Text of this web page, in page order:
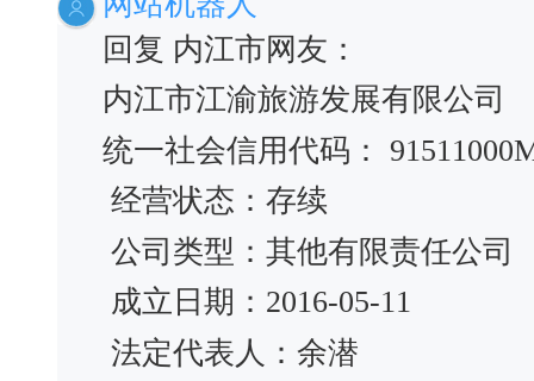
回复 内江市网友：
内江市江渝旅游发展有限公司
统一社会信用代码：
经营状态：存续
公司类型：其他有限责任公司
成立日期：2016-05-11
法定代表人：余潜